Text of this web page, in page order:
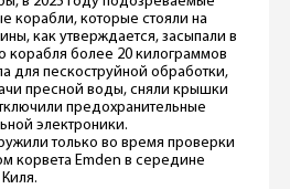
корабли, которые стояли на
как утверждается, засыпали в
корабля более 20 килограммов
для пескоструйной обработки,
пресной воды, сняли крышки
предохранительные
электроники.
только во время проверки
корвета Emden в середине